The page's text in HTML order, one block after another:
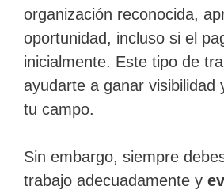
organización reconocida,
oportunidad, incluso si el
inicialmente. Este tipo de
ayudarte a ganar visibilidad
tu campo.
Sin embargo, siempre
trabajo adecuadamente y